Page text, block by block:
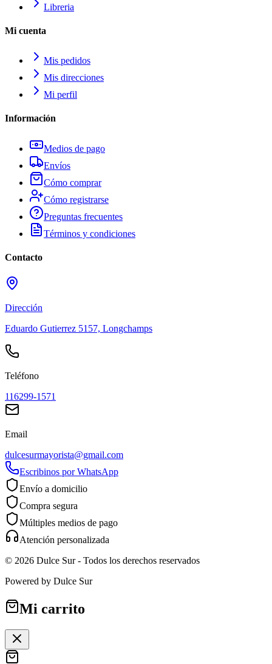
Libreria
Mi cuenta
Mis pedidos
Mis direcciones
Mi perfil
Información
Medios de pago
Envíos
Cómo comprar
Cómo registrarse
Preguntas frecuentes
Términos y condiciones
Contacto
Dirección
Eduardo Gutierrez 5157, Longchamps
Teléfono
116299-1571
Email
dulcesurmayorista@gmail.com
Escribinos por WhatsApp
Envío a domicilio
Compra segura
Múltiples medios de pago
Atención personalizada
© 2026 Dulce Sur- Todos los derechos reservados
Powered by Dulce Sur
Mi carrito